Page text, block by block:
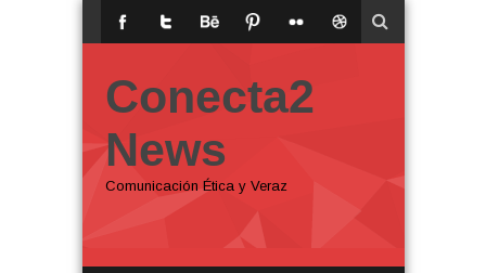
Conecta2
News
Comunicación Ética y Veraz